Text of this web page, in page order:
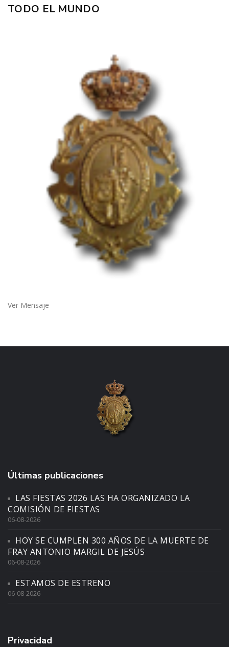
TODO EL MUNDO
Ver Mensaje
Últimas publicaciones
LAS FIESTAS 2026 LAS HA ORGANIZADO LA
COMISIÓN DE FIESTAS
06-08-2026
HOY SE CUMPLEN 300 AÑOS DE LA MUERTE DE
FRAY ANTONIO MARGIL DE JESÚS
06-08-2026
ESTAMOS DE ESTRENO
06-08-2026
Privacidad